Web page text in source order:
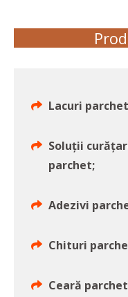
Lacuri
Soluții
parchet;
Adezivi
Chituri
Ceară